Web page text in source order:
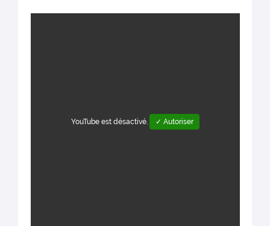
YouTube est désactivé. ✓ Autoriser